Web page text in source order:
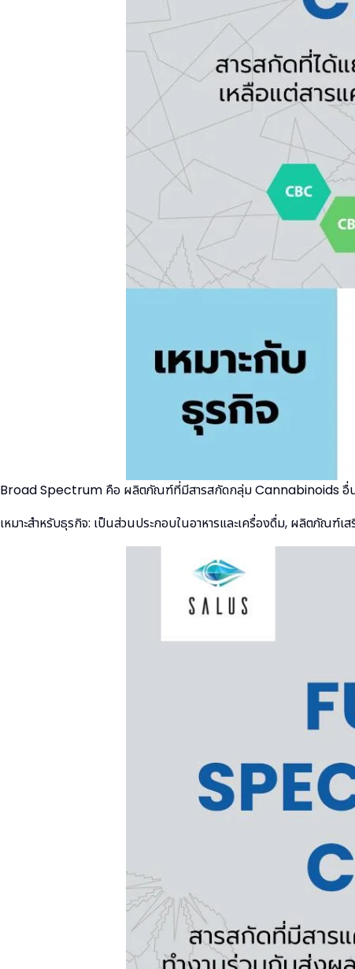
Broad Spectrum คือ ผลิตภัณฑ์ที่มีสารสกัดกลุ่ม Cannabinoids อื่
เหมาะสำหรับธุรกิจ: เป็นส่วนประกอบในอาหารและเครื่องดื่ม, ผลิตภัณฑ์